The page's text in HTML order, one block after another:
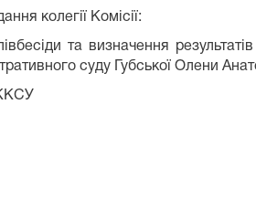
колегії Комісії:
та визначення
суду Губської Олени